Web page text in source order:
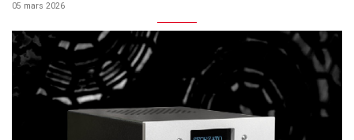
05 mars 2026